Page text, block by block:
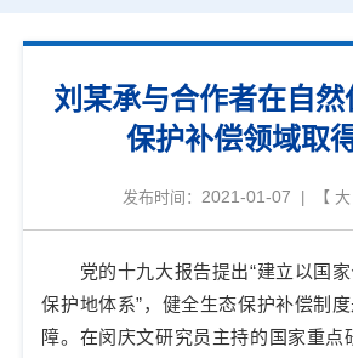
刘某承与合作者在自
保护补偿领域取
发布时间： 2021-01-07 | 【 大
党的十九大报告提出“建立以国
保护地体系”，健全生态保护补偿制
障。在闵庆文研究员主持的国家重点